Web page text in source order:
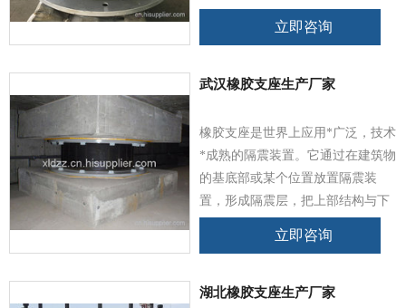
震能量，避免或减少地震能量向上
其内部人员、设备，不影响室内设
立即咨询
武汉橡胶支座生产厂家
橡胶支座是世界上应用*广泛，技术
*成熟的隔震装置。它通过在建筑物
的基底部或某个位置放置隔震装
置，形成隔震层，把上部结构与下
震能量，避免或减少地震能量向上
其内部人员、设备，不影响室内设
立即咨询
湖北橡胶支座生产厂家